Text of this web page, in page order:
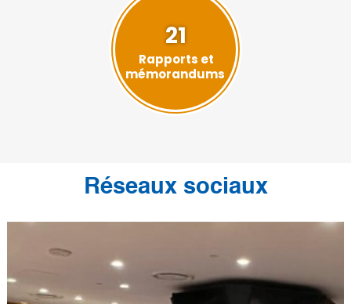
21
Rapports et
mémorandums
Réseaux sociaux